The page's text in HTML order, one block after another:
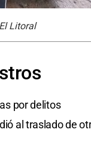
Litoral
por delitos
al traslado de